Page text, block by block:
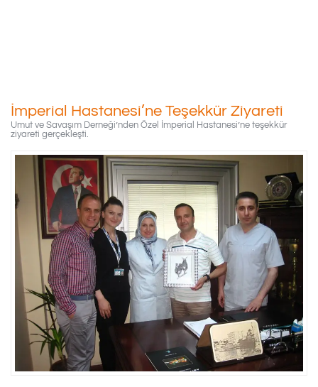
İmperial Hastanesi’ne Teşekkür Ziyareti
Umut ve Savaşım Derneği’nden Özel İmperial Hastanesi’ne teşekkür
ziyareti gerçekleşti.